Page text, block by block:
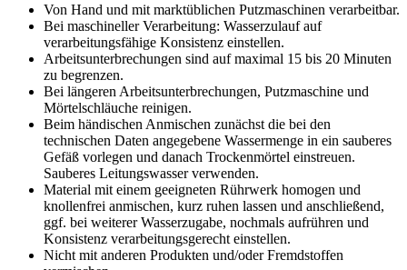
Von Hand und mit marktüblichen Putzmaschinen verarbeitbar.
Bei maschineller Verarbeitung: Wasserzulauf auf
verarbeitungsfähige Konsistenz einstellen.
Arbeitsunterbrechungen sind auf maximal 15 bis 20 Minuten
zu begrenzen.
Bei längeren Arbeitsunterbrechungen, Putzmaschine und
Mörtelschläuche reinigen.
Beim händischen Anmischen zunächst die bei den
technischen Daten angegebene Wassermenge in ein sauberes
Gefäß vorlegen und danach Trockenmörtel einstreuen.
Sauberes Leitungswasser verwenden.
Material mit einem geeigneten Rührwerk homogen und
knollenfrei anmischen, kurz ruhen lassen und anschließend,
ggf. bei weiterer Wasserzugabe, nochmals aufrühren und
Konsistenz verarbeitungsgerecht einstellen.
Nicht mit anderen Produkten und/oder Fremdstoffen